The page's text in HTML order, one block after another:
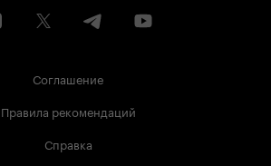
Соглашение
Правила рекомендаций
Справка